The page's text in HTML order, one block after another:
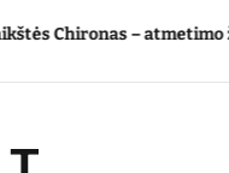
žaizda